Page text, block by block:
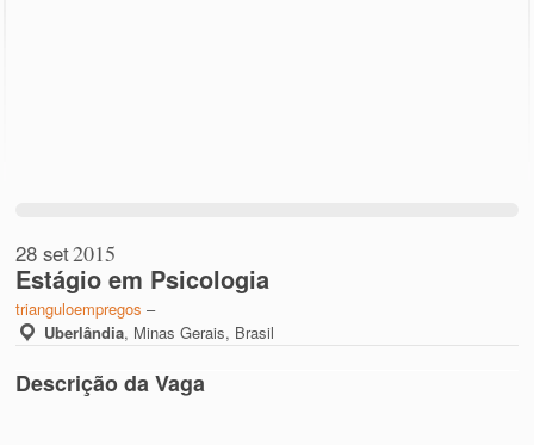
28 set2015
Estágio em Psicologia
trianguloempregos –
Uberlândia, Minas Gerais, Brasil
Descrição da Vaga